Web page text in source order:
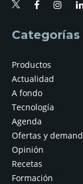
Categorías
Productos
Actualidad
A fondo
Tecnología
Agenda
Ofertas y
Opinión
Recetas
Formación